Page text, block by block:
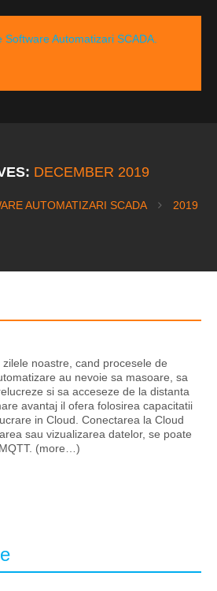
DECEMBER 2019
AUTOMATIZARI SCADA
2019
zilele noastre, cand procesele de
au nevoie sa masoare, sa
si sa acceseze de la distanta
avantaj il ofera folosirea capacitatii
in Cloud. Conectarea la Cloud
sau vizualizarea datelor, se poate
(more…)